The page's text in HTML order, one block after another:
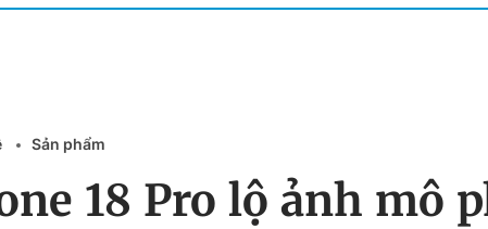
Sản phẩm
18 Pro lộ ảnh mô